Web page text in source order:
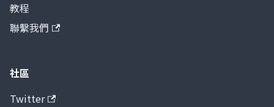
教程
聯繫我們
社區
Twitter